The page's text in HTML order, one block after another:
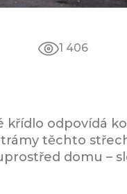
1 406
křídlo odpovídá
těchto
domu –